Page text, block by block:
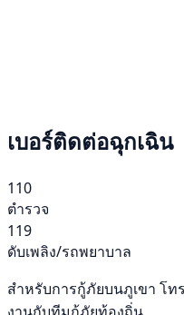
เบอร์ติดต่อฉุกเฉิน
110
ตำรวจ
119
ดับเพลิง/รถพยาบาล
สำหรับการกู้ภัยบนภูเขา โท